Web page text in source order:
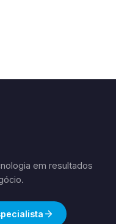
em resultados